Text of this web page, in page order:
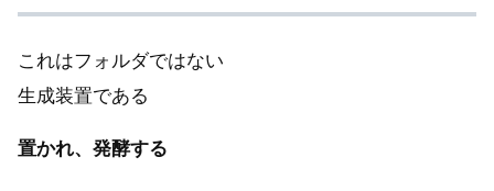
これはフォルダではない
生成装置である
置かれ、発酵する